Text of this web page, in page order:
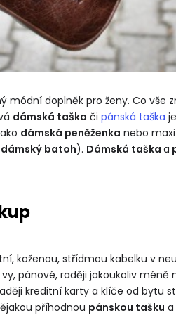
módní doplněk pro ženy. Co vše
dámská taška či pánská taška
dámská peněženka nebo
batoh). Dámská taška a
koženou, střídmou kabelku v
pánové, raději jakoukoliv méně
kreditní karty a klíče od bytu
příhodnou pánskou tašku
„Co
i